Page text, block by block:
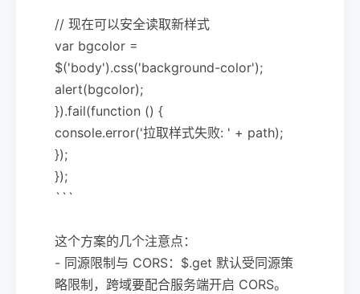
// 现在可以安全读取新样式
var bgcolor =
$('body').css('background-color');
alert(bgcolor);
}).fail(function () {
console.error('拉取样式失败: ' + path);
});
});
```
这个方案的几个注意点：
- 同源限制与 CORS：$.get 默认受同源策
略限制，跨域要配合服务端开启 CORS。